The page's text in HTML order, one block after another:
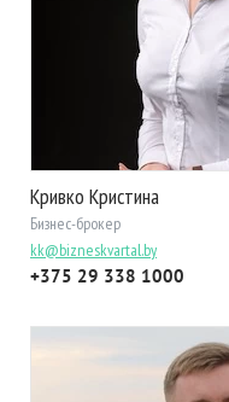
Кривко Кристина
Бизнес-брокер
kk@bizneskvartal.by
+375 29 338 1000